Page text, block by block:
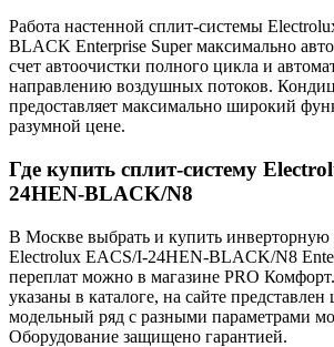
Работа настенной сплит-системы
BLACK Enterprise Super максимально
счет автоочистки полного цикла и
направлению воздушных потоков.
предоставляет максимально широкий
разумной цене.
Где купить сплит-систему
24HEN-BLACK/N8
В Москве выбрать и купить инверторную
Electrolux EACS/I-24HEN-BLACK/N8
переплат можно в магазине PRO
указаны в каталоге, на сайте
модельный ряд с разными параметрами
Оборудование защищено гарантией.